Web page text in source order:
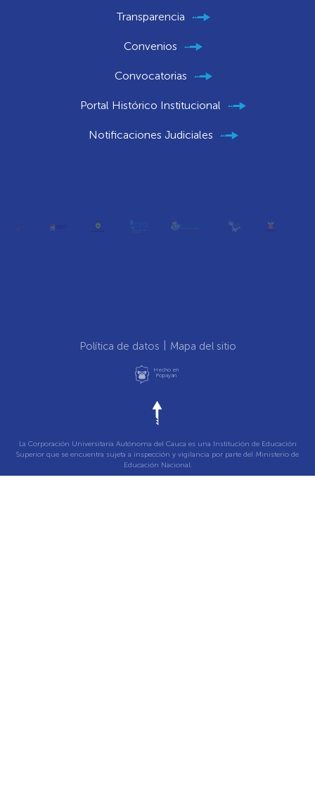
Transparencia
Convenios
Convocatorias
Portal Histórico Institucional
Notificaciones Judiciales
Política de datos Mapa del sitio
Hecho en
Popayán
La Corporación Universitaria Autónoma del Cauca es una Institución de Educación
Superior que se encuentra sujeta a inspección y vigilancia por parte del Ministerio de
Educación Nacional.